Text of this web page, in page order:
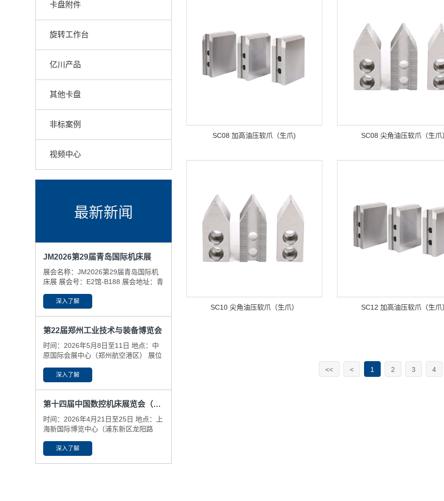
卡盘附件
旋转工作台
亿川产品
其他卡盘
非标案例
视频中心
最新新闻
JM2026第29届青岛国际机床展
展会名称：JM2026第29届青岛国际机
床展 展会号：E2馆-B188 展会地址：青
6.25-29
深入了解
第22届郑州工业技术与装备博览会
时间：2026年5月8日至11日 地点：中
原国际会展中心（郑州航空港区） 展位
深入了解
第十四届中国数控机床展览会（CCMT2026）
时间：2026年4月21日至25日 地点：上
海新国际博览中心（浦东新区龙阳路
A381深入了解
SC08 加高油压软爪（生爪) SC08 尖角油压软爪（生爪
SC10 尖角油压软爪（生爪） SC12 加高油压软爪（生爪
<< < 1 2 3 4